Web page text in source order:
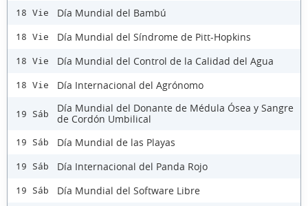
18 Vie Día Mundial del Bambú
18 Vie Día Mundial del Síndrome de Pitt-Hopkins
18 Vie Día Mundial del Control de la Calidad del Agua
18 Vie Día Internacional del Agrónomo
19 Sáb
Día Mundial del Donante de Médula Ósea y Sangre
de Cordón Umbilical
19 Sáb Día Mundial de las Playas
19 Sáb Día Internacional del Panda Rojo
19 Sáb Día Mundial del Software Libre